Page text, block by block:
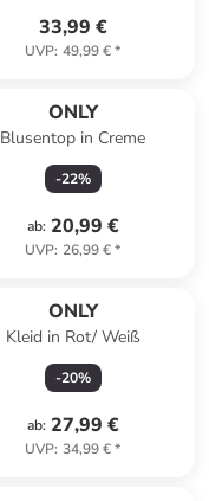
33,99 €
UVP: 49,99 €*
ONLY
Blusentop in Creme
-22%
ab: 20,99 €
UVP: 26,99 €*
ONLY
Kleid in Rot/ Weiß
-20%
ab: 27,99 €
UVP: 34,99 €*